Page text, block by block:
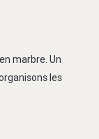
marbre. Un
les